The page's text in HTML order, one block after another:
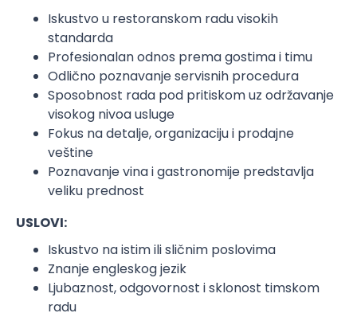
Iskustvo u restoranskom radu visokih
standarda
Profesionalan odnos prema gostima i timu
Odlično poznavanje servisnih procedura
Sposobnost rada pod pritiskom uz održavanje
visokog nivoa usluge
Fokus na detalje, organizaciju i prodajne
veštine
Poznavanje vina i gastronomije predstavlja
veliku prednost
USLOVI:
Iskustvo na istim ili sličnim poslovima
Znanje engleskog jezik
Ljubaznost, odgovornost i sklonost timskom
radu